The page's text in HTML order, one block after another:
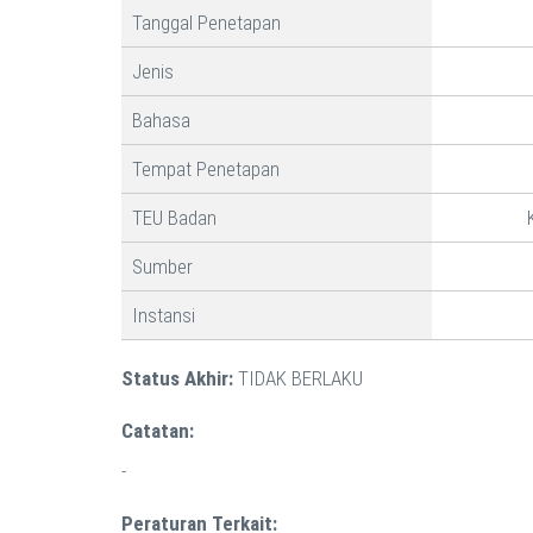
Tanggal Penetapan
Jenis
Bahasa
Tempat Penetapan
TEU Badan
Sumber
Instansi
Status Akhir: TIDAK BERLAKU
Catatan:
-
Peraturan Terkait: